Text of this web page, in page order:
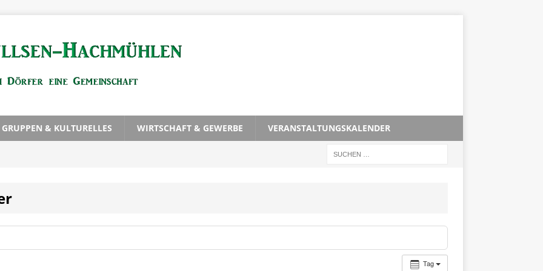
& KULTURELLES WIRTSCHAFT & GEWERBE VERANSTALTUNGSKALENDER
Tag